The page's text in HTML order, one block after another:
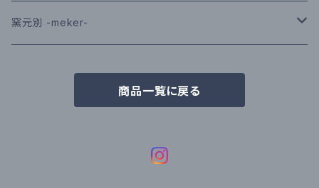
鉢／ボウル｜bowl
湯呑み／コップ｜cup
有田｜arita
伊万里鍋島｜imari-nabeshima
窯元別 -meker-
敏彩窯｜binsai｜波佐見
喜鶴製陶｜kikakuseito｜有田
商品一覧に戻る